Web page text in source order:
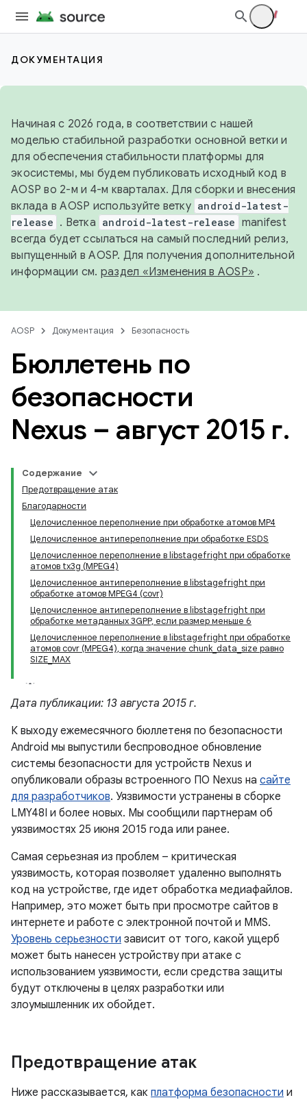
ДОКУМЕНТАЦИЯ
Начиная с 2026 года, в соответствии с нашей
моделью стабильной разработки основной ветки и
для обеспечения стабильности платформы для
экосистемы, мы будем публиковать исходный код в
AOSP во 2-м и 4-м кварталах. Для сборки и внесения
вклада в AOSP используйте ветку android-latest-
release . Ветка android-latest-release manifest
всегда будет ссылаться на самый последний релиз,
выпущенный в AOSP. Для получения дополнительной
информации см. раздел «Изменения в AOSP» .
AOSP Документация Безопасность
Бюллетень по
безопасности
Nexus – август 2015 г.
Содержание
Предотвращение атак
Благодарности
Целочисленное переполнение при обработке атомов MP4
Целочисленное антипереполнение при обработке ESDS
Целочисленное переполнение в libstagefright при обработке
атомов tx3g (MPEG4)
Целочисленное антипереполнение в libstagefright при
обработке атомов MPEG4 (covr)
Целочисленное антипереполнение в libstagefright при
обработке метаданных 3GPP, если размер меньше 6
Целочисленное переполнение в libstagefright при обработке
атомов covr (MPEG4), когда значение chunk_data_size равно
SIZE_MAX
Дата публикации: 13 августа 2015 г.
К выходу ежемесячного бюллетеня по безопасности
Android мы выпустили беспроводное обновление
системы безопасности для устройств Nexus и
опубликовали образы встроенного ПО Nexus на сайте
для разработчиков. Уязвимости устранены в сборке
LMY48I и более новых. Мы сообщили партнерам об
уязвимостях 25 июня 2015 года или ранее.
Самая серьезная из проблем – критическая
уязвимость, которая позволяет удаленно выполнять
код на устройстве, где идет обработка медиафайлов.
Например, это может быть при просмотре сайтов в
интернете и работе с электронной почтой и MMS.
Уровень серьезности зависит от того, какой ущерб
может быть нанесен устройству при атаке с
использованием уязвимости, если средства защиты
будут отключены в целях разработки или
злоумышленник их обойдет.
Предотвращение атак
Ниже рассказывается, как платформа безопасности и